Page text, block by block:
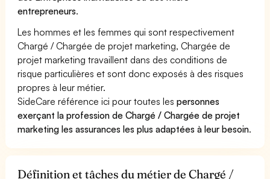
entrepreneurs.
Les hommes et les femmes qui sont respectivement
Chargé / Chargée de projet marketing, Chargée de
projet marketing travaillent dans des conditions de
risque particulières et sont donc exposés à des risques
propres à leur métier.
SideCare référence ici pour toutes lespersonnes
exerçant la profession de Chargé / Chargée de projet
marketing les assurances les plus adaptées à leur besoin.
Définition et tâches du métier de Chargé /